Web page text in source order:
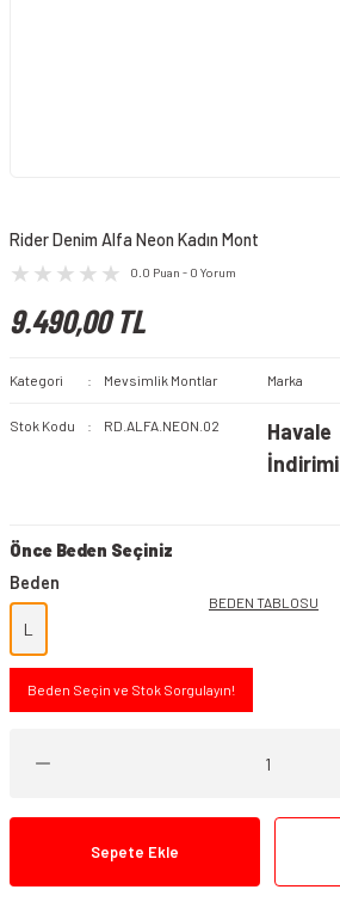
Rider Denim Alfa Neon Kadın Mont
0.0 Puan - 0 Yorum
9.490,00 TL
Kategori Mevsimlik Montlar Marka
Stok Kodu RD.ALFA.NEON.02
Havale
İndirimi
Önce Beden Seçiniz
Beden
L
BEDEN TABLOSU
Beden Seçin ve Stok Sorgulayın!
Sepete Ekle